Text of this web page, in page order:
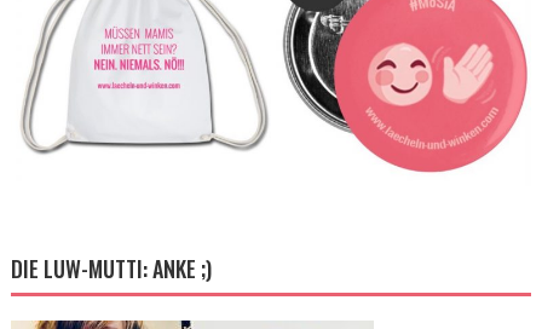
DIE LUW-MUTTI: ANKE ;)